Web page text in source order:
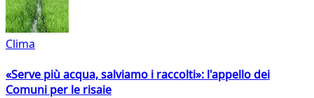
Clima
«Serve più acqua, salviamo i raccolti»: l'appello dei
Comuni per le risaie